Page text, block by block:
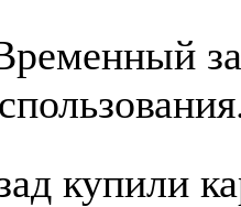
купили